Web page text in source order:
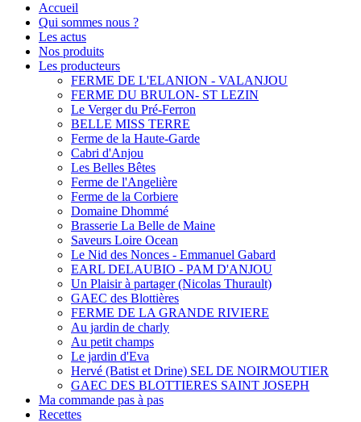
Accueil
Qui sommes nous ?
Les actus
Nos produits
Les producteurs
FERME DE L'ELANION - VALANJOU
FERME DU BRULON- ST LEZIN
Le Verger du Pré-Ferron
BELLE MISS TERRE
Ferme de la Haute-Garde
Cabri d'Anjou
Les Belles Bêtes
Ferme de l'Angelière
Ferme de la Corbiere
Domaine Dhommé
Brasserie La Belle de Maine
Saveurs Loire Ocean
Le Nid des Nonces - Emmanuel Gabard
EARL DELAUBIO - PAM D'ANJOU
Un Plaisir à partager (Nicolas Thurault)
GAEC des Blottières
FERME DE LA GRANDE RIVIERE
Au jardin de charly
Au petit champs
Le jardin d'Eva
Hervé (Batist et Drine) SEL DE NOIRMOUTIER
GAEC DES BLOTTIERES SAINT JOSEPH
Ma commande pas à pas
Recettes